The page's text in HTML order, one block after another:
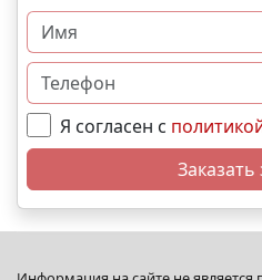
пространство; - гибкая
ипотечных программ. N5570
Я согласен с
Заказать